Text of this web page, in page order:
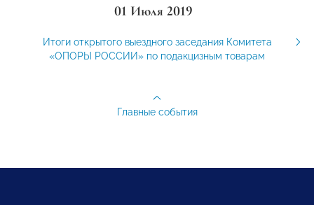
01 Июля 2019
Итоги открытого выездного заседания Комитета
«ОПОРЫ РОССИИ» по подакцизным товарам
Главные события